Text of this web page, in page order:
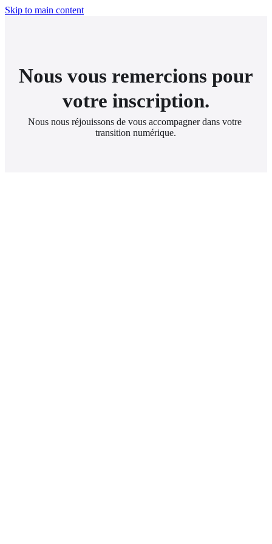
Skip to main content
Nous vous remercions pour
votre inscription.
Nous nous réjouissons de vous accompagner dans votre
transition numérique.